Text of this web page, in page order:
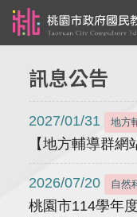
訊息公告
2027/01/31 地方
【地方輔導群網
2026/07/20 自然
桃園市114學年